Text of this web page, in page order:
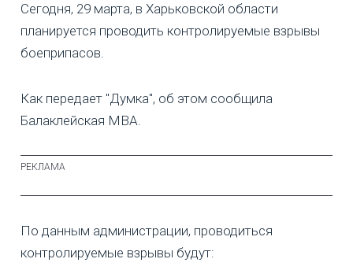
Сегодня, 29 марта, в Харьковской области
планируется проводить контролируемые взрывы
боеприпасов.
Как передает "Думка", об этом сообщила
Балаклейская МВА.
По данным администрации, проводиться
контролируемые взрывы будут: